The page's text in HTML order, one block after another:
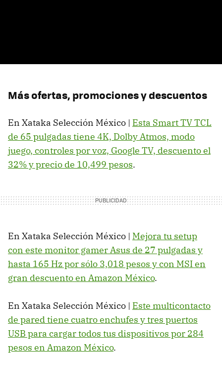
Más ofertas, promociones y descuentos
En Xataka Selección México | Esta Smart TV TCL
de 65 pulgadas tiene 4K, Dolby Atmos, modo
juego, controles por voz, Google TV, descuento el
32% y precio de 10,499 pesos.
En Xataka Selección México | Mejora tu setup
con este monitor gamer Asus de 27 pulgadas y
hasta 165 Hz por sólo 3,018 pesos y con MSI en
gran descuento en Amazon México.
En Xataka Selección México | Este multicontacto
de pared tiene cuatro enchufes y tres puertos
USB para cargar todos tus dispositivos por 284
pesos en Amazon México.